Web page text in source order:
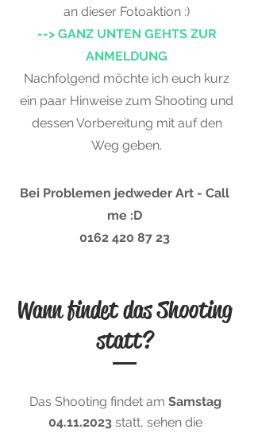
Bei Problemen jedweder Art - Call
me :D
0162 420 87 23
Wann findet das Shooting
statt?
an dieser Fotoaktion :)
--> GANZ UNTEN GEHTS ZUR
ANMELDUNG
Nachfolgend möchte ich euch kurz
ein paar Hinweise zum Shooting und
dessen Vorbereitung mit auf den
Weg geben.
Das Shooting findet am Samstag
04.11.2023statt, sehen die